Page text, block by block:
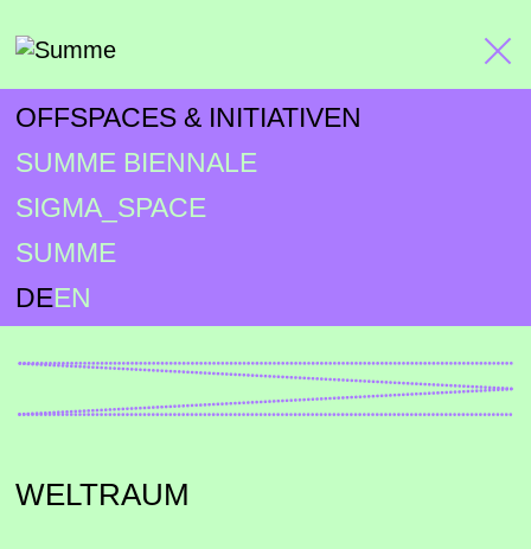
DEEN
OFFSPACES & INITIATIVEN
SUMME BIENNALE
SIGMA_SPACE
SUMME
WELTRAUM